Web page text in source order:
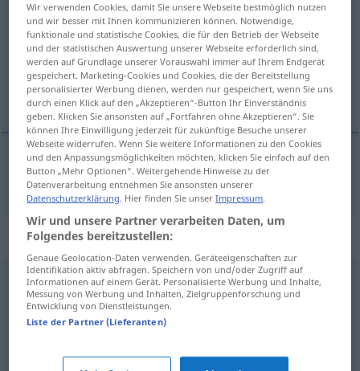
fade
Übersicht aller Übersetzungen
(Für mehr Details die Übersetzung anklicken/antippen)
flau, smakløs
flau,smakløs fade
Synonyme für "fade"
öde,lau
abgestanden
Wir verwenden Cookies, damit Sie unsere Webseite bestmöglich nutzen
und wir besser mit Ihnen kommunizieren können. Notwendige,
funktionale und statistische Cookies, die für den Betrieb der Webseite
und der statistischen Auswertung unserer Webseite erforderlich sind,
werden auf Grundlage unserer Vorauswahl immer auf Ihrem Endgerät
gespeichert. Marketing-Cookies und Cookies, die der Bereitstellung
personalisierter Werbung dienen, werden nur gespeichert, wenn Sie uns
durch einen Klick auf den „Akzeptieren“-Button Ihr Einverständnis
geben. Klicken Sie ansonsten auf „Fortfahren ohne Akzeptieren“. Sie
können Ihre Einwilligung jederzeit für zukünftige Besuche unserer
Webseite widerrufen. Wenn Sie weitere Informationen zu den Cookies
und den Anpassungsmöglichkeiten möchten, klicken Sie einfach auf den
Button „Mehr Optionen“. Weitergehende Hinweise zu der
Datenverarbeitung entnehmen Sie ansonsten unserer
Datenschutzerklärung. Hier finden Sie unserImpressum.
Wir und unsere Partner verarbeiten Daten, um
Folgendes bereitzustellen:
Genaue Geolocation-Daten verwenden. Geräteeigenschaften zur
Identifikation aktiv abfragen. Speichern von und/oder Zugriff auf
Informationen auf einem Gerät. Personalisierte Werbung und Inhalte,
Messung von Werbung und Inhalten, Zielgruppenforschung und
Entwicklung von Dienstleistungen.
Liste der Partner (Lieferanten)